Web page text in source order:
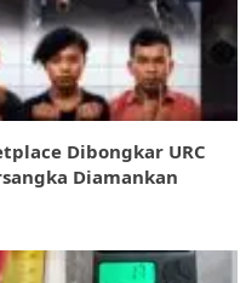
Dibongkar URC
Diamankan